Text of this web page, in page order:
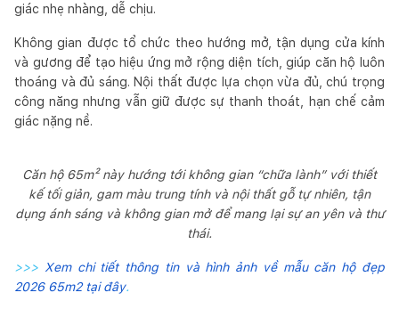
giác nhẹ nhàng, dễ chịu.
Không gian được tổ chức theo hướng mở, tận dụng cửa kính
và gương để tạo hiệu ứng mở rộng diện tích, giúp căn hộ luôn
thoáng và đủ sáng. Nội thất được lựa chọn vừa đủ, chú trọng
công năng nhưng vẫn giữ được sự thanh thoát, hạn chế cảm
giác nặng nề.
Căn hộ 65m² này hướng tới không gian “chữa lành” với thiết
kế tối giản, gam màu trung tính và nội thất gỗ tự nhiên, tận
dụng ánh sáng và không gian mở để mang lại sự an yên và thư
thái.
>>> Xem chi tiết thông tin và hình ảnh về mẫu căn hộ đẹp
2026 65m2 tại đây.